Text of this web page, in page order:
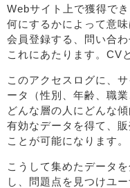
Webサイト上で獲得で
何にするかによって意
会員登録する、問い合
これにあたります。CV
このアクセスログに、
ータ（性別、年齢、職
どんな層の人にどんな
有効なデータを得て、
ことが可能になります。
こうして集めたデータ
し、問題点を見つけユ